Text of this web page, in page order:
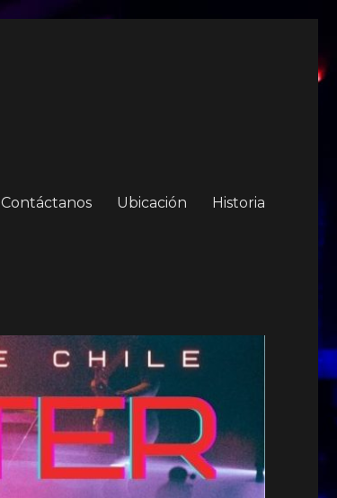
Contáctanos Ubicación Historia